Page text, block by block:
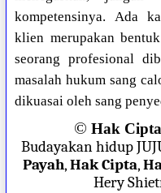
kompetensinya. Ada
klien merupakan
seorang profesional
masalah hukum sang
dikuasai oleh sang
© Hak
Budayakan hidup
Payah,Hak Cipta,
Hery